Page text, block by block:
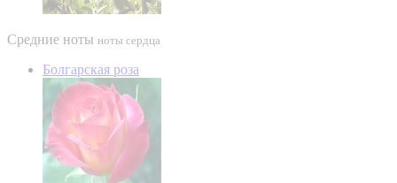
Средние ноты ноты сердца
Болгарская роза